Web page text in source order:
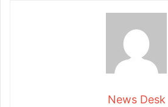
News Desk